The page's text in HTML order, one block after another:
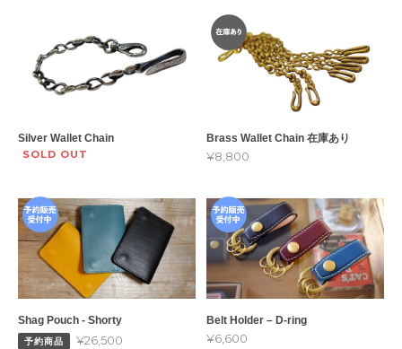
Silver Wallet Chain
SOLD OUT
Brass Wallet Chain 在庫あり
¥8,800
Shag Pouch - Shorty
予約商品 ¥26,500
Belt Holder – D-ring
¥6,600